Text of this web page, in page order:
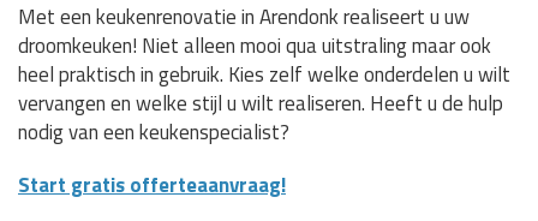
Met een keukenrenovatie in Arendonk realiseert u uw
droomkeuken! Niet alleen mooi qua uitstraling maar ook
heel praktisch in gebruik. Kies zelf welke onderdelen u wilt
vervangen en welke stijl u wilt realiseren. Heeft u de hulp
nodig van een keukenspecialist?
Start gratis offerteaanvraag!